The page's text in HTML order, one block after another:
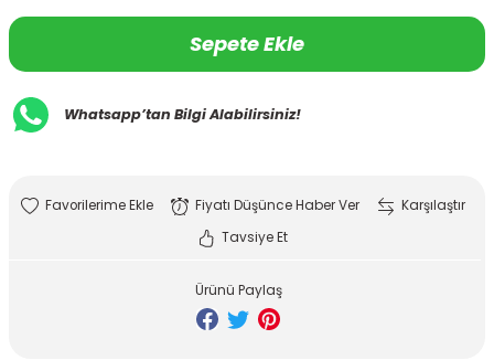
Sepete Ekle
Whatsapp’tan Bilgi Alabilirsiniz!
Fiyatı Düşünce Haber Ver
Karşılaştır
Tavsiye Et
Ürünü Paylaş